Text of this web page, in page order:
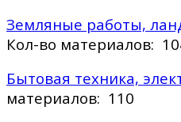
Земляные работы,
Кол-во материалов:
Бытовая техника,
материалов: 110